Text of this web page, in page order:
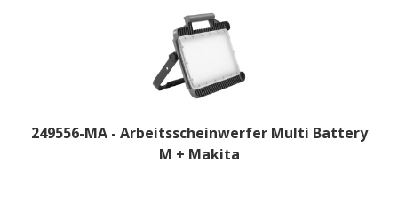
249556-MA - Arbeitsscheinwerfer Multi Battery
M + Makita